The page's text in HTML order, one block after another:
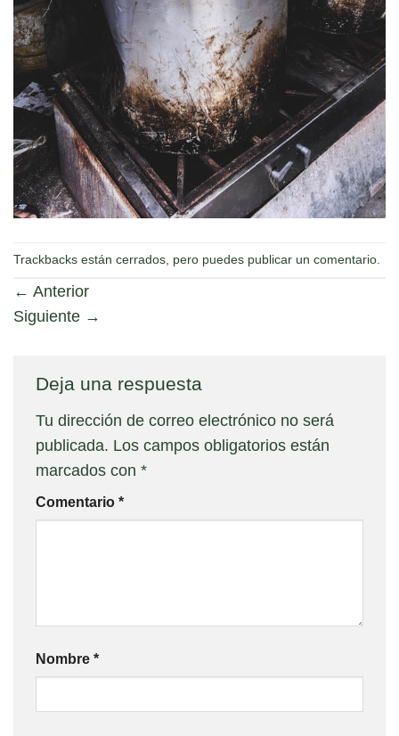
Trackbacks están cerrados, pero puedes publicar un comentario
← Anterior
Siguiente →
Deja una respuesta
Tu dirección de correo electrónico no será
publicada. Los campos obligatorios están
marcados con *
Comentario *
Nombre *